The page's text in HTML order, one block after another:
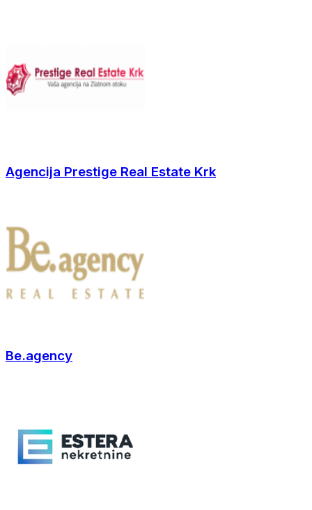
Agencija Prestige Real Estate Krk
Be.agency